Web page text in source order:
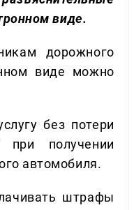
виде.
дорожного
виде можно
без потери
при получении
автомобиля.
штрафы